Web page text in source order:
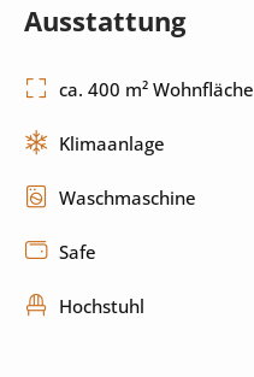
Ausstattung
ca. 400 m² Wohnfläche
Klimaanlage
Waschmaschine
Safe
Hochstuhl